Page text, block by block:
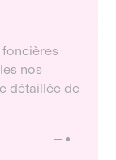
nos
détaillée de